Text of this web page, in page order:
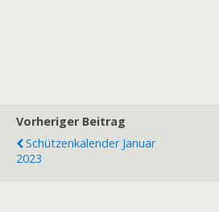
Vorheriger Beitrag
Schützenkalender Januar
2023